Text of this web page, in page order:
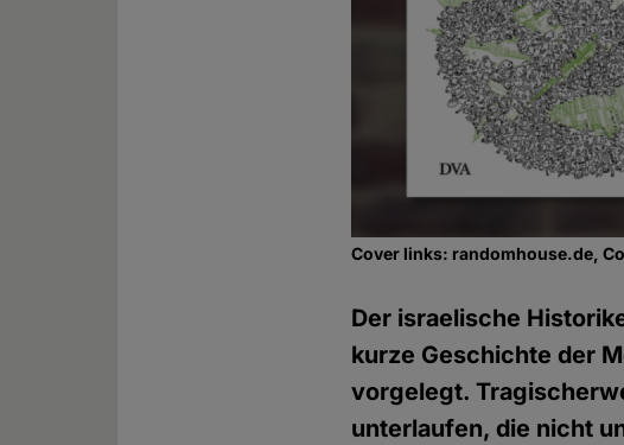
Cover links: randomhouse.de,
Der israelische
kurze Geschichte der
vorgelegt.
unterlaufen, die nicht